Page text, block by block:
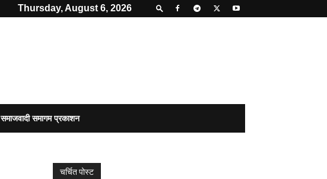
Thursday, August 6, 2026
समाजवादी समागम प्रकाशन
चर्चित पोस्ट